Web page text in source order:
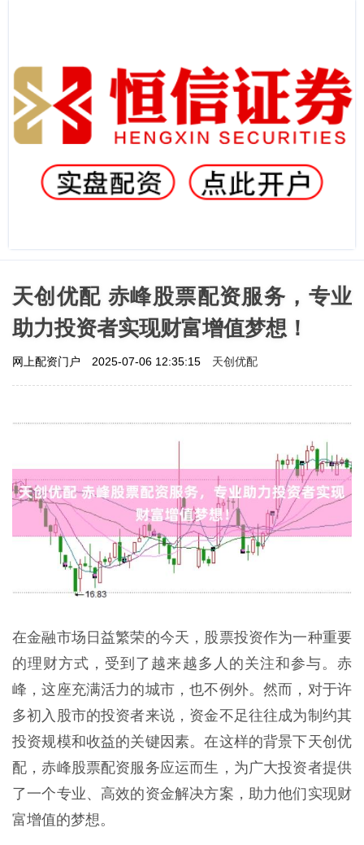
天创优配 赤峰股票配资服务，专业
助力投资者实现财富增值梦想！
网上配资门户 2025-07-06 12:35:15 天创优配
在金融市场日益繁荣的今天，股票投资作为一种重要
的理财方式，受到了越来越多人的关注和参与。赤
峰，这座充满活力的城市，也不例外。然而，对于许
多初入股市的投资者来说，资金不足往往成为制约其
投资规模和收益的关键因素。在这样的背景下天创优
配，赤峰股票配资服务应运而生，为广大投资者提供
了一个专业、高效的资金解决方案，助力他们实现财
富增值的梦想。